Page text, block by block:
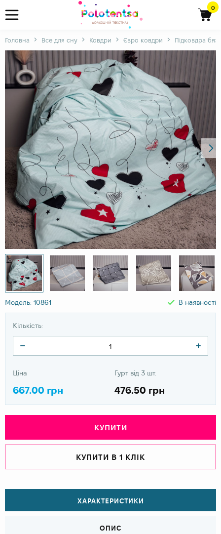
0
Головна Все для сну Ковдри Євро ковдри Підковдра
Модель: 10861 В наявності
Кількість:
Ціна
667.00 грн
Гурт від 3 шт.
476.50 грн
КУПИТИ
КУПИТИ В 1 КЛІК
ХАРАКТЕРИСТИКИ
ОПИС